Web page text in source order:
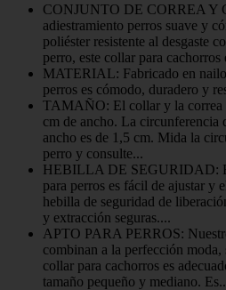
CONJUNTO DE CORREA Y
adiestramiento perros suave y
poliéster resistente al desgaste
perro, este collar para cachorros
MATERIAL: Fabricado en
perros es cómodo, duradero y
TAMAÑO: El collar y la correa
cm de ancho. La circunferencia
ancho es de 1,5 cm. Mida la
perro y consulte...
HEBILLA DE SEGURIDAD:
para perros es fácil de ajustar y
hebilla de seguridad de
y extracción seguras....
APTO PARA PERROS:
combinan a la perfección
collar para cachorros es
tamaño pequeño y mediano.